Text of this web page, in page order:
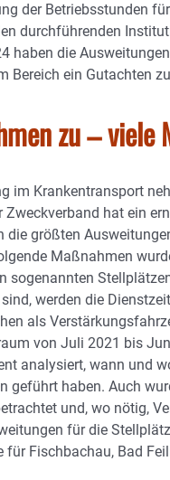
der Betriebsstunden
durchführenden
haben die
Bereich ein Gutachten
zu – viele
im Krankentransport
Zweckverband hat ein
die größten
Maßnahmen
sogenannten
werden die
als
von Juli 2021 bis
analysiert, wann und
geführt haben. Auch
und, wo nötig,
für die
für Fischbachau, Bad